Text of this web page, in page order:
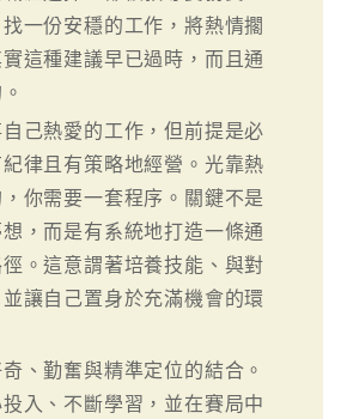
一份安穩的工作，將熱情擱
這種建議早已過時，而且通
己熱愛的工作，但前提是必
律且有策略地經營。光靠熱
你需要一套程序。關鍵不是
，而是有系統地打造一條通
。這意謂著培養技能、與對
讓自己置身於充滿機會的環
、勤奮與精準定位的結合。
入、不斷學習，並在賽局中